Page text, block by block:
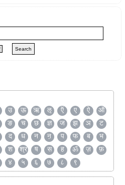
उ ऊ ऋ ऌ ऍ ए ऐ
ऑ
ङ च छ ज्ञ ज झ ञ
ट
द ध न ऩ प फ ब
भ
श श्र ष स ह ॐ ज़
फ़
४ ५ ६ ७ ८ ९